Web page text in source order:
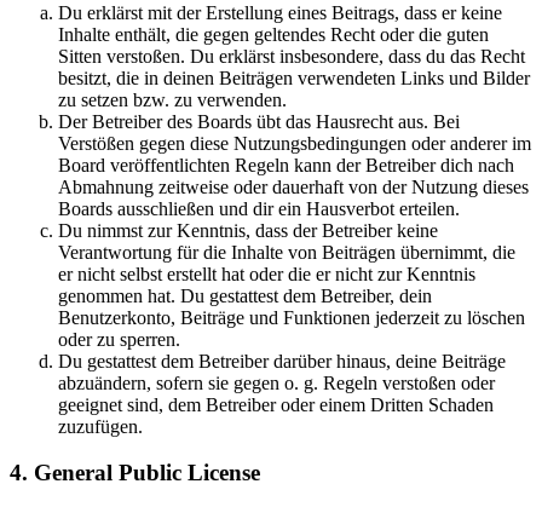
Du erklärst mit der Erstellung eines Beitrags, dass er keine
Inhalte enthält, die gegen geltendes Recht oder die guten
Sitten verstoßen. Du erklärst insbesondere, dass du das Recht
besitzt, die in deinen Beiträgen verwendeten Links und Bilder
zu setzen bzw. zu verwenden.
Der Betreiber des Boards übt das Hausrecht aus. Bei
Verstößen gegen diese Nutzungsbedingungen oder anderer im
Board veröffentlichten Regeln kann der Betreiber dich nach
Abmahnung zeitweise oder dauerhaft von der Nutzung dieses
Boards ausschließen und dir ein Hausverbot erteilen.
Du nimmst zur Kenntnis, dass der Betreiber keine
Verantwortung für die Inhalte von Beiträgen übernimmt, die
er nicht selbst erstellt hat oder die er nicht zur Kenntnis
genommen hat. Du gestattest dem Betreiber, dein
Benutzerkonto, Beiträge und Funktionen jederzeit zu löschen
oder zu sperren.
Du gestattest dem Betreiber darüber hinaus, deine Beiträge
abzuändern, sofern sie gegen o. g. Regeln verstoßen oder
geeignet sind, dem Betreiber oder einem Dritten Schaden
zuzufügen.
4. General Public License